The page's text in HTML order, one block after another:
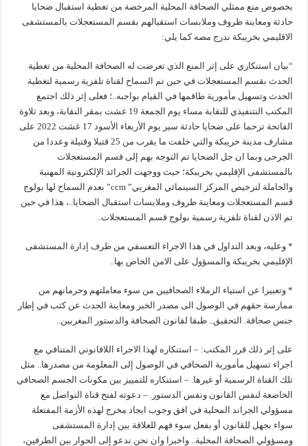
بخصوص منع ممثلي الصحافة المحلية المرخصة من تغطية استقبال ضحايا
حادثة ومعاينة ظروف وملابسات استقبالهم بقسم المستعجلات بالمستشفى
الاقليمي بخريبكة ندرج مصه كما يلي:
“بيان استنكاري على إثر المنع الذي تعرضت له الصحافة المحلية من تغطية
الحدث بقسم المستعجلات في حين تم السماح لقناة تلفزية رسمية لتغطية
الحدث وتسهيل مأمورية طاقمها في القيام بواجبه..؛ فعلى إثر ذلك اجتمع
المكتب النتنفيذي للنقابة مساء يوم الجمعة 19 غشت بمقر النقابة، وبعد تلاوة
الفاتحة ترحما على ضحايا حادثة سير يوم الأربعاء الأسود 17 غشت 2022 على
مشارف مدينة خريبكة والتي خلفت ما يقرب من 25 قتيلا وقتيلة وعددا من
الجرحى وبما ان جل الضحايا تم التوجه بهم إلى قسم المستعجلات
بالمستشفى الإقليمي بخريبكة؛ حيث ووجهت الجرائد الإلكترونية المهنية
والحاملة لترخيص المركز السينمائي المغربي” ccm” بعدم السماح لها بولوج
قسم المستعجلات ومعاينة ظروف وملابسات استقبال الضحايا..، هذا في حين
تم الاذن لقناة تلفزية رسمية بولوج قسم المستعجلات..
* وعليه، وبعد التداول في هذا الاجراء التعسفي من طرف إدارة المستشفى
الإقليمي بخريبكة والمسؤول على الامن الخاص بها..
* وتعبيرا عن استياء الزملاء الصحافيين من سوء معاملتهم وحرمانهم من
ممارسة حقهم في الوصول الى مصدر الخبر ومعاينة الحدث عن كثب في إطار
جنس صحافة. التحقيق.. طبقا لقانون الصحافة والدستور المغربين..
على إثر ذلك قرر المكتب: – استنكاره لهذا الاجراء اللاقانوني المتنافي مع
اجراء تسهيل مأمورية الصحافي في الوصول إلى المعلومة من مصدرها.. مثل
تلك القناة الرسمية أو غيرها. – استنكاره للتمييز بين مكونات الجسم الصحافي
الخاضعة لنفس القانون ونفس الدستور. – دعوته لفتح قناة التواصل مع
مسؤولي الجراند المحلية في افق وجوب ايجاد مخرج لهذه الأزمة المفتعلة
سواء بجهل للقانون أو بفعل سوء فهم للعلاقة بين إدارة المستشفى
ومسؤولي الصحافة المحلية.. واخيرا وان نحن ندعو إلى الحوار بين الطرفين،